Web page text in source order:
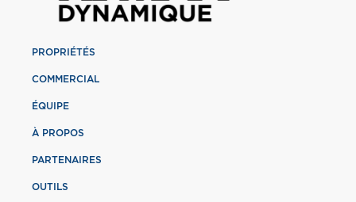
PROPRIÉTÉS
COMMERCIAL
ÉQUIPE
À PROPOS
PARTENAIRES
OUTILS